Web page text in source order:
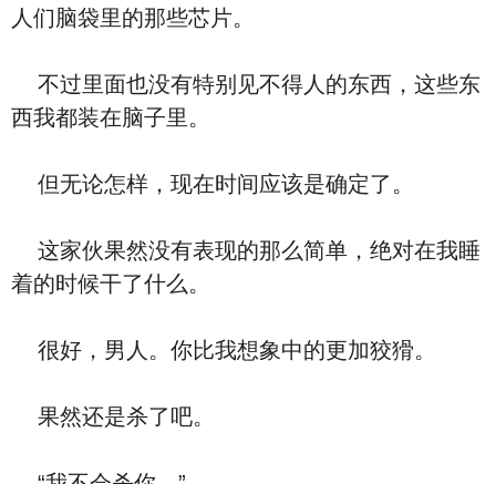
人们脑袋里的那些芯片。
不过里面也没有特别见不得人的东西，这些东
西我都装在脑子里。
但无论怎样，现在时间应该是确定了。
这家伙果然没有表现的那么简单，绝对在我睡
着的时候干了什么。
很好，男人。你比我想象中的更加狡猾。
果然还是杀了吧。